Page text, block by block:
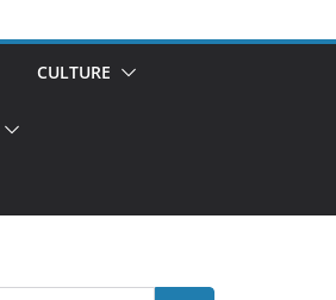
CULTURE